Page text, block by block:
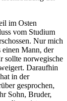
im Osten
vom Studium
Nur mich
einen Mann, der
sollte norwegische
Daraufhin
in der
gesprochen,
Sohn, Bruder,